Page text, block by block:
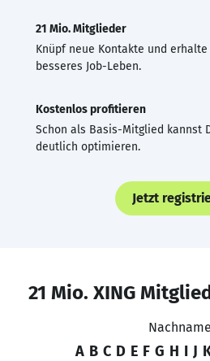
21 Mio. Mitglieder
Knüpf neue Kontakte und
besseres Job-Leben.
Kostenlos profitieren
Schon als Basis-Mitglied kannst
deutlich optimieren.
Jetzt
21 Mio. XING
A B C D E F G H I J